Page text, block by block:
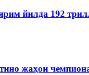
йилда 192
жаҳон